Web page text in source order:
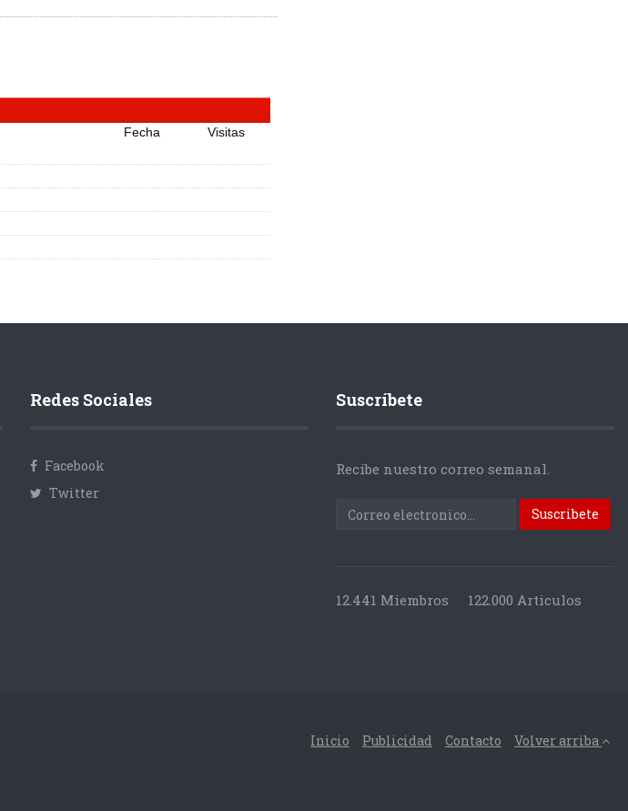
Fecha
Visitas
Redes Sociales
Facebook
Twitter
Suscríbete
Recibe nuestro correo semanal.
12.441 Miembros 122.000 Articulos
Inicio Publicidad Contacto Volver arriba